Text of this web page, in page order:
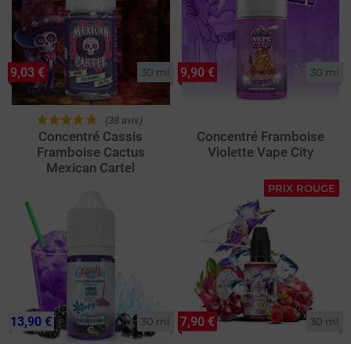
30 ml
(38 avis)
Concentré Cassis
Framboise Cactus
Mexican Cartel
9,03 € 30 ml
Concentré Framboise
Violette Vape City
9,90 €
30 ml
13,90 €
PRIX ROUGE
30 ml
7,90 €